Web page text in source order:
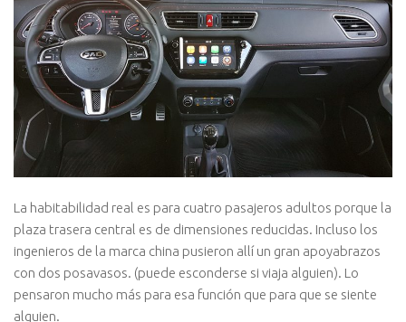
La habitabilidad real es para cuatro pasajeros adultos porque la
plaza trasera central es de dimensiones reducidas. Incluso los
ingenieros de la marca china pusieron allí un gran apoyabrazos
con dos posavasos. (puede esconderse si viaja alguien). Lo
pensaron mucho más para esa función que para que se siente
alguien.